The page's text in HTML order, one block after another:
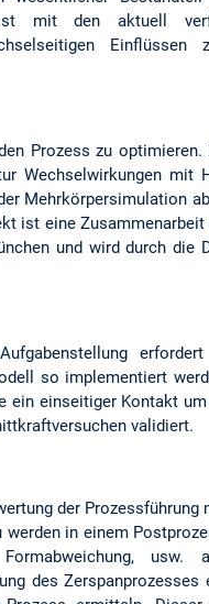
mit den aktuell
Einflüssen
Prozess zu optimieren.
Wechselwirkungen mit
Mehrkörpersimulation
ist eine
und wird durch die
so implementiert
ein einseitiger Kontakt
validiert.
der Prozessführung
in einem
usw.
des Zerspanprozesses